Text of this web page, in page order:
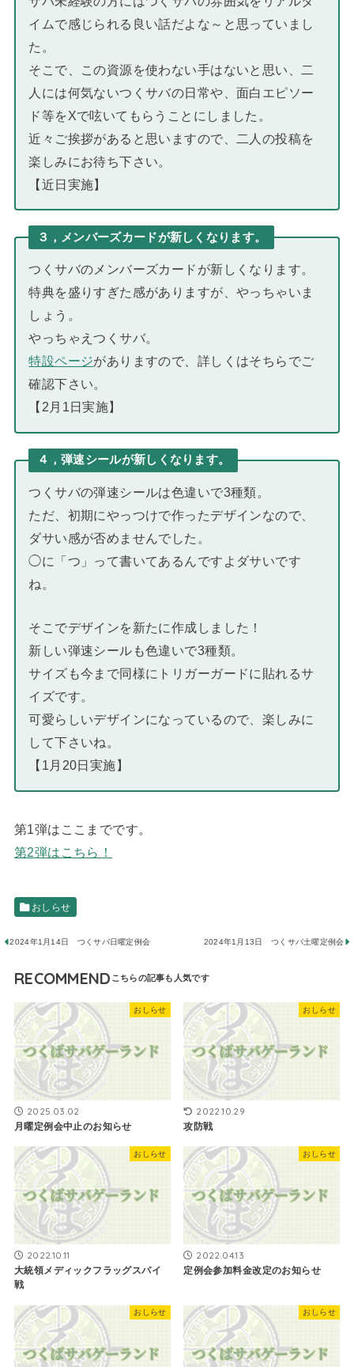
イムで感じられる良い話だよな～と思っていまし
た。
そこで、この資源を使わない手はないと思い、二
人には何気ないつくサバの日常や、面白エピソー
ド等をXで呟いてもらうことにしました。
近々ご挨拶があると思いますので、二人の投稿を
楽しみにお待ち下さい。
【近日実施】
３，メンバーズカードが新しくなります。
つくサバのメンバーズカードが新しくなります。
特典を盛りすぎた感がありますが、やっちゃいま
しょう。
やっちゃえつくサバ。
特設ページがありますので、詳しくはそちらでご
確認下さい。
【2月1日実施】
４，弾速シールが新しくなります。
つくサバの弾速シールは色違いで3種類。
ただ、初期にやっつけで作ったデザインなので、
ダサい感が否めませんでした。
◯に「つ」って書いてあるんですよダサいです
ね。
そこでデザインを新たに作成しました！
新しい弾速シールも色違いで3種類。
サイズも今まで同様にトリガーガードに貼れるサ
イズです。
可愛らしいデザインになっているので、楽しみに
して下さいね。
【1月20日実施】
第1弾はここまでです。
第2弾はこちら！
おしらせ
2024年1月14日 つくサバ日曜定例会 2024年1月13日 つくサバ土曜定例会
RECOMMEND
おしらせ
2025.03.02
月曜定例会中止のお知らせ
おしらせ
2022.10.29
攻防戦
おしらせ
2022.10.11
大統領メディックフラッグスパイ
戦
おしらせ
2022.04.13
定例会参加料金改定のお知らせ
おしらせ おしらせ